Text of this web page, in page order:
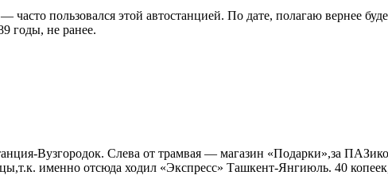
пользовался этой автостанцией. По дате, полагаю вернее
годы, не ранее.
Вузгородок. Слева от трамвая — магазин «Подарки»,за
именно отсюда ходил «Экспресс» Ташкент-Янгиюль. 40